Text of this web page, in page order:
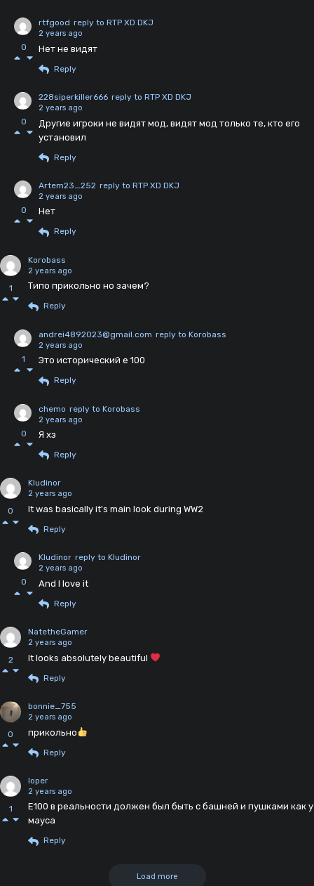
0
rtfgood reply to RTP XD DKJ
2 years ago
Нет не видят
Reply
0
228siperkiller666 reply to RTP XD DKJ
2 years ago
Другие игроки не видят мод, видят мод только те, кто его
установил
Reply
0
Artem23_252 reply to RTP XD DKJ
2 years ago
Нет
Reply
1
Korobass
2 years ago
Типо прикольно но зачем?
Reply
1
andrei4892023@gmail.com reply to Korobass
2 years ago
Это исторический е 100
Reply
0
chemo reply to Korobass
2 years ago
Я хз
Reply
0
Kludinor
2 years ago
It was basically it's main look during WW2
Reply
0
Kludinor reply to Kludinor
2 years ago
And I love it
Reply
2
NatetheGamer
2 years ago
It looks absolutely beautiful
Reply
0
bonnie_755
2 years ago
прикольно
Reply
1
loper
2 years ago
Е100 в реальности должен был быть с башней и пушками как у
мауса
Reply
Load more